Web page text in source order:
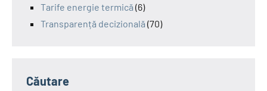
Tarife energie termică (6)
Transparență decizională (70)
Căutare